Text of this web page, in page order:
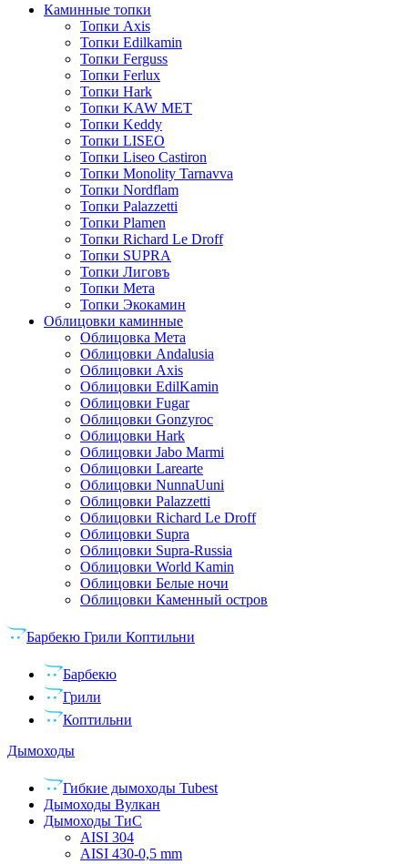
Каминные топки
Топки Axis
Топки Edilkamin
Топки Ferguss
Топки Ferlux
Топки Hark
Топки KAW MET
Топки Keddy
Топки LISEO
Топки Liseo Castiron
Топки Monolity Tarnavva
Топки Nordflam
Топки Palazzetti
Топки Plamen
Топки Richard Le Droff
Топки SUPRA
Топки Лиговъ
Топки Мета
Топки Экокамин
Облицовки каминные
Облицовка Мета
Облицовки Andalusia
Облицовки Axis
Облицовки EdilKamin
Облицовки Fugar
Облицовки Gonzyroc
Облицовки Hark
Облицовки Jabo Marmi
Облицовки Larearte
Облицовки NunnaUuni
Облицовки Palazzetti
Облицовки Richard Le Droff
Облицовки Supra
Облицовки Supra-Russia
Облицовки World Kamin
Облицовки Белые ночи
Облицовки Каменный остров
Барбекю Грили Коптильни
Барбекю
Грили
Коптильни
Дымоходы
Гибкие дымоходы Tubest
Дымоходы Вулкан
Дымоходы ТиС
AISI 304
AISI 430-0,5 mm